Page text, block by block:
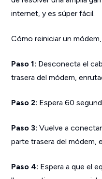
internet, y es súper fácil.
Cómo reiniciar un
Paso 1: Desconecta el
trasera del módem,
Paso 2: Espera 60
Paso 3: Vuelve a
parte trasera del módem,
Paso 4: Espera a que el